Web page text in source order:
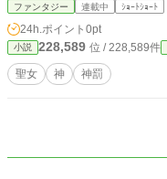
ファンタジー 連載中 ｼｮｰﾄｼｮｰﾄ
24h.ポイント 0pt
小説 228,589 位 / 228,589件
聖女 神 神罰